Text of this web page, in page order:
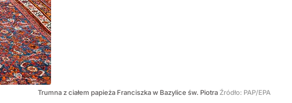
Trumna z ciałem papieża Franciszka w Bazylice św. Piotra Źródło: PAP/EPA